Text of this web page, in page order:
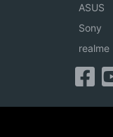
ASUS
Sony
realme